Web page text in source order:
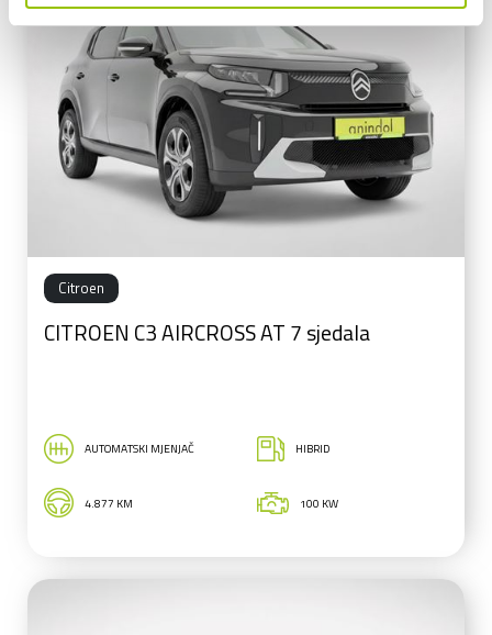
Citroen
CITROEN C3 AIRCROSS AT 7 sjedala
AUTOMATSKI MJENJAČ HIBRID
4.877 KM 100 KW